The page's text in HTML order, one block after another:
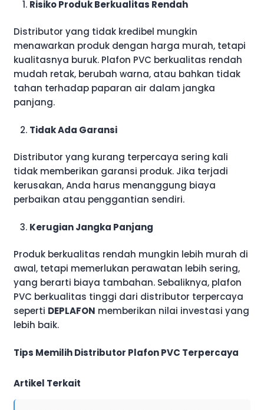
Risiko Produk Berkualitas Rendah
Distributor yang tidak kredibel mungkin
menawarkan produk dengan harga murah, tetapi
kualitasnya buruk. Plafon PVC berkualitas rendah
mudah retak, berubah warna, atau bahkan tidak
tahan terhadap paparan air dalam jangka
panjang.
Tidak Ada Garansi
Distributor yang kurang terpercaya sering kali
tidak memberikan garansi produk. Jika terjadi
kerusakan, Anda harus menanggung biaya
perbaikan atau penggantian sendiri.
Kerugian Jangka Panjang
Produk berkualitas rendah mungkin lebih murah di
awal, tetapi memerlukan perawatan lebih sering,
yang berarti biaya tambahan. Sebaliknya, plafon
PVC berkualitas tinggi dari distributor terpercaya
seperti DEPLAFON memberikan nilai investasi yang
lebih baik.
Tips Memilih Distributor Plafon PVC Terpercaya
Artikel Terkait